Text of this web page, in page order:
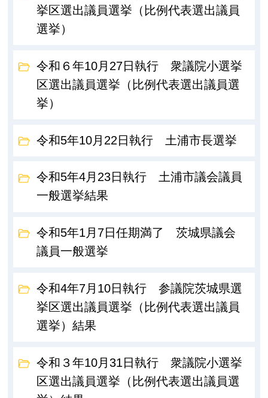
挙区選出議員選挙（比例代表選出議員
選挙）
令和６年10月27日執行 衆議院小選挙
区選出議員選挙（比例代表選出議員選
挙）
令和5年10月22日執行 土浦市長選挙
令和5年4月23日執行 土浦市議会議員
一般選挙結果
令和5年1月7日任期満了 茨城県議会
議員一般選挙
令和4年7月10日執行 参議院茨城県選
挙区選出議員選挙（比例代表選出議員
選挙）結果
令和３年10月31日執行 衆議院小選挙
区選出議員選挙（比例代表選出議員選